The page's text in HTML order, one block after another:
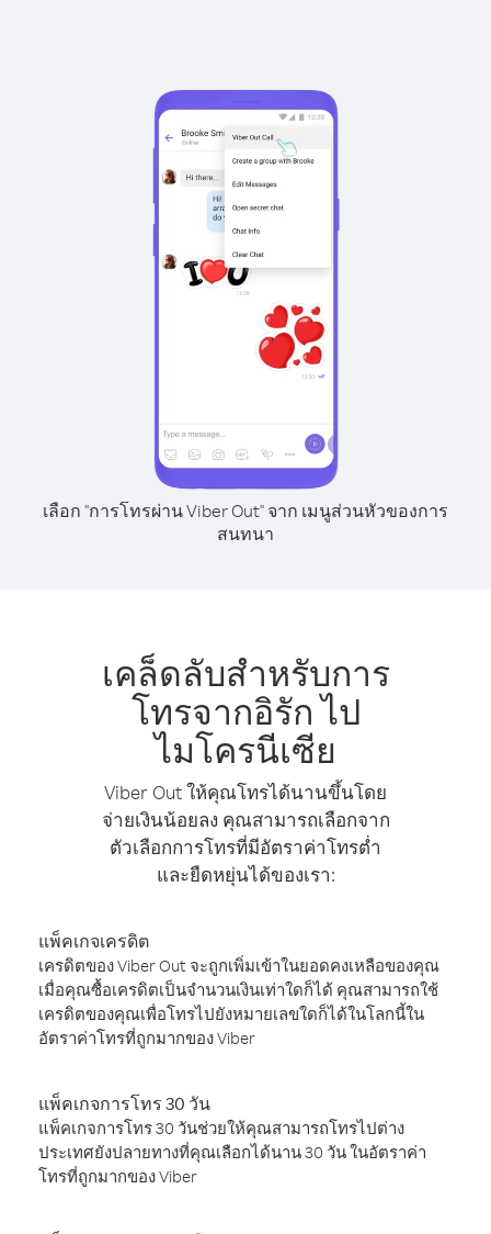
เลือก "การโทรผ่าน Viber Out" จาก เมนูส่วนหัวของการ
สนทนา
เคล็ดลับสำหรับการ
โทรจากอิรัก ไป
ไมโครนีเซีย
Viber Out ให้คุณโทรได้นานขึ้นโดย
จ่ายเงินน้อยลง คุณสามารถเลือกจาก
ตัวเลือกการโทรที่มีอัตราค่าโทรต่ำ
และยืดหยุ่นได้ของเรา:
แพ็คเกจเครดิต
เครดิตของ Viber Out จะถูกเพิ่มเข้าในยอดคงเหลือของคุณ
เมื่อคุณซื้อเครดิตเป็นจำนวนเงินเท่าใดก็ได้ คุณสามารถใช้
เครดิตของคุณเพื่อโทรไปยังหมายเลขใดก็ได้ในโลกนี้ใน
อัตราค่าโทรที่ถูกมากของ Viber
แพ็คเกจการโทร 30 วัน
แพ็คเกจการโทร 30 วันช่วยให้คุณสามารถโทรไปต่าง
ประเทศยังปลายทางที่คุณเลือกได้นาน 30 วัน ในอัตราค่า
โทรที่ถูกมากของ Viber